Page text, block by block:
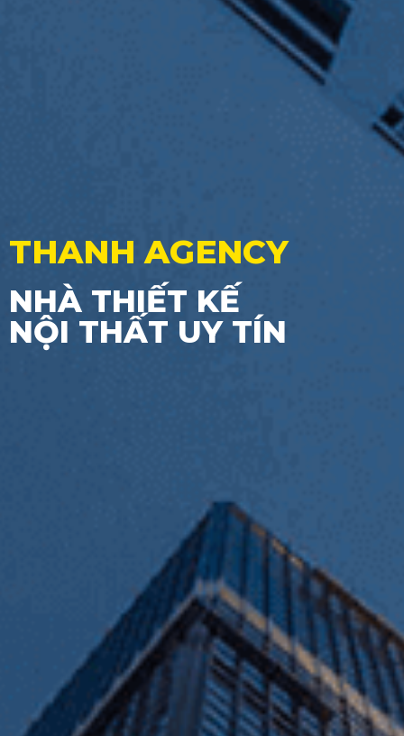
THANH AGENCY
NHÀ THIẾT KẾ
NỘI THẤT UY TÍN